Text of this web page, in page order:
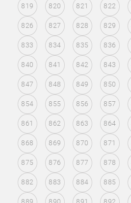
819 820 821 822
826 827 828 829
833 834 835 836
840 841 842 843
847 848 849 850
854 855 856 857
861 862 863 864
868 869 870 871
875 876 877 878
882 883 884 885